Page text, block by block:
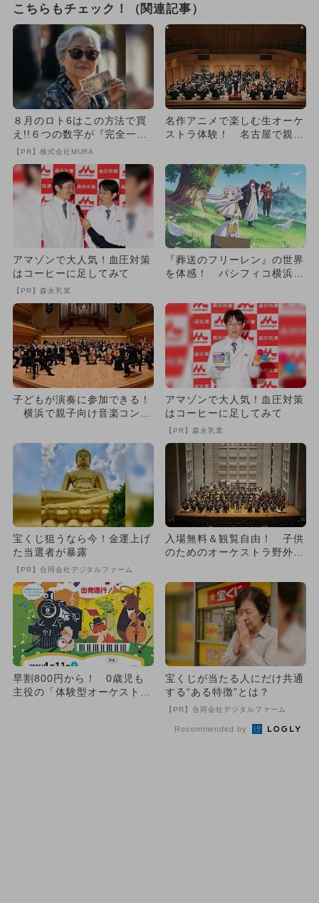
こちらもチェック！（関連記事）
８月のロト6はこの方法で買
え!!６つの数字が『完全一
致』する方法
【PR】株式会社MURA
名作アニメで楽しむ生オーケ
ストラ体験！ 名古屋で親子
アマゾンで大人気！血圧対策
はコーヒーに足してみて
【PR】森永乳業
『葬送のフリーレン』の世界
を体感！ パシフィコ横浜で
子どもが演奏に参加できる！
横浜で親子向け音楽コンサ
アマゾンで大人気！血圧対策
はコーヒーに足してみて
【PR】森永乳業
宝くじ狙うなら今！金運上げ
た当選者が暴露
【PR】合同会社デジタルファーム
入場無料＆観覧自由！ 子供
のためのオーケストラ野外コ
早割800円から！ 0歳児も
主役の「体験型オーケスト
宝くじが当たる人にだけ共通
する“ある特徴”とは？
【PR】合同会社デジタルファーム
Recommended by